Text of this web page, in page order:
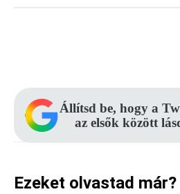
Állítsd be, hogy a
az elsők között
Ezeket olvastad már?